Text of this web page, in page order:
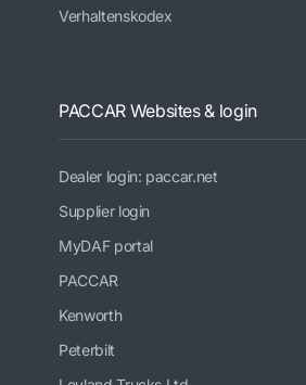
Verhaltenskodex
PACCAR Websites & login
Dealer login: paccar.net
Supplier login
MyDAF portal
PACCAR
Kenworth
Peterbilt